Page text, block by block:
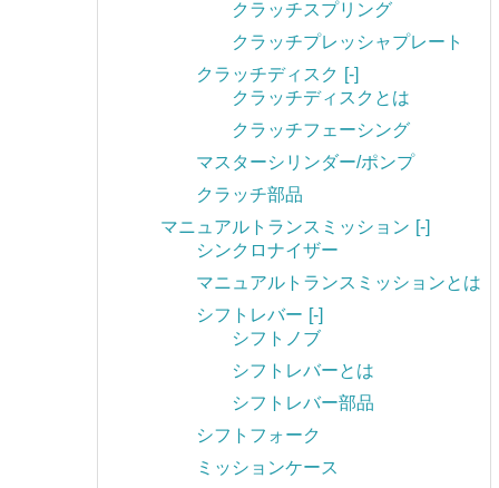
クラッチスプリング
クラッチプレッシャプレート
クラッチディスク [-]
クラッチディスクとは
クラッチフェーシング
マスターシリンダー/ポンプ
クラッチ部品
マニュアルトランスミッション [-]
シンクロナイザー
マニュアルトランスミッションとは
シフトレバー [-]
シフトノブ
シフトレバーとは
シフトレバー部品
シフトフォーク
ミッションケース